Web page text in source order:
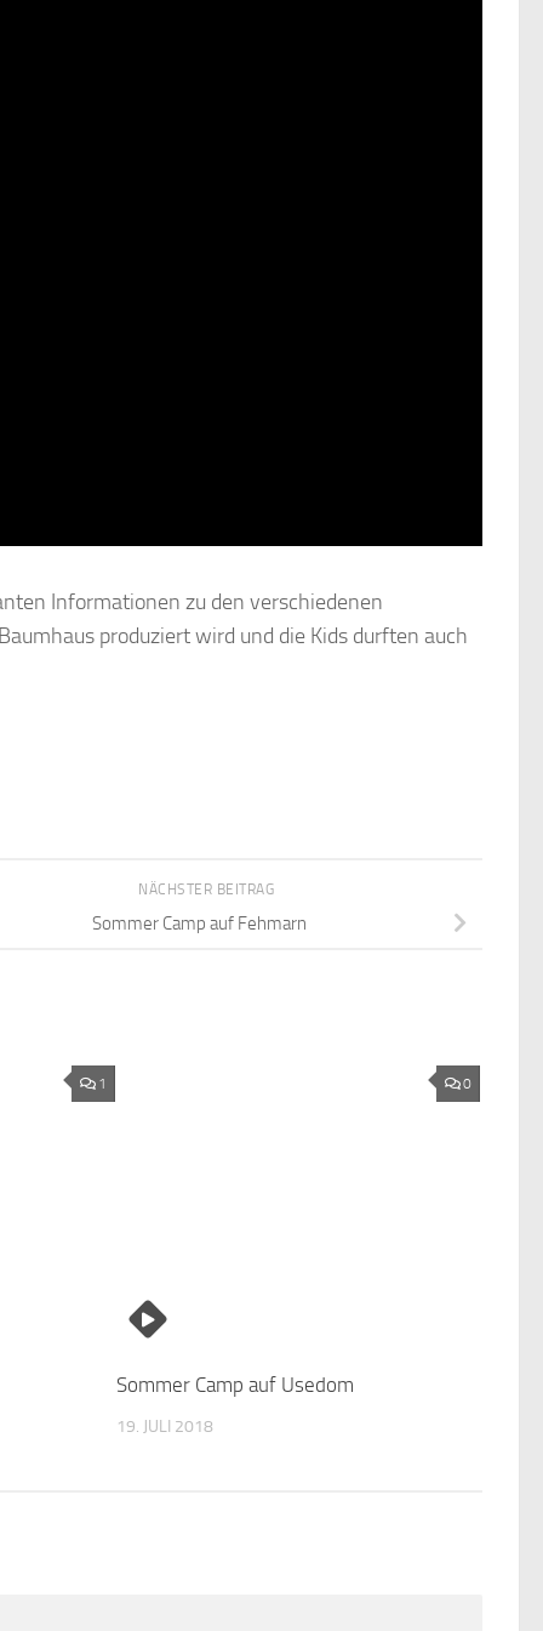
Informationen zu den verschiedenen
produziert wird und die Kids durften auch
NÄCHSTER BEITRAG
Sommer Camp auf Fehmarn
1 0
Sommer Camp auf Usedom
19. JULI 2018